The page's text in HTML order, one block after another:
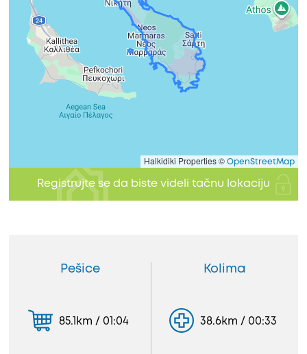
Halkidiki Properties © OpenStreetMap
Registrujte se da biste videli tačnu lokaciju
Pešice
85.1km / 01:04
Kolima
38.6km / 00:33